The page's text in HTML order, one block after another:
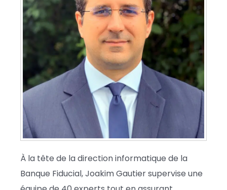
À la tête de la direction informatique de la
Banque Fiducial, Joakim Gautier supervise une